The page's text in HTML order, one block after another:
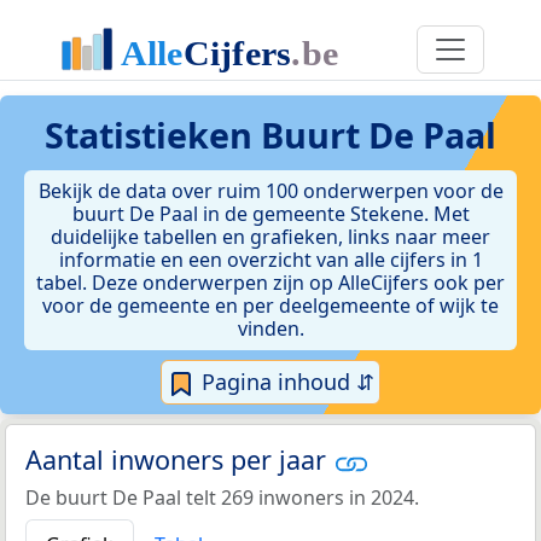
Statistieken Buurt De Paal
Bekijk de data over ruim 100 onderwerpen voor de
buurt De Paal in de gemeente Stekene. Met
duidelijke tabellen en grafieken, links naar meer
informatie en een overzicht van alle cijfers in 1
tabel. Deze onderwerpen zijn op AlleCijfers ook per
voor de gemeente en per deelgemeente of wijk te
vinden.
Pagina inhoud ⇵
Aantal inwoners per jaar
De buurt De Paal telt 269 inwoners in 2024.